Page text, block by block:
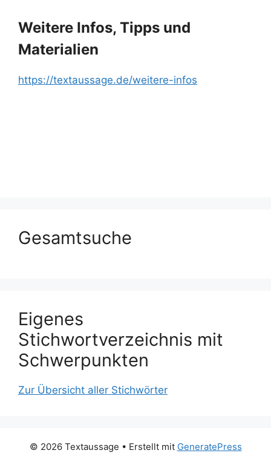
Weitere Infos, Tipps und
Materialien
https://textaussage.de/weitere-infos
Gesamtsuche
Eigenes
Stichwortverzeichnis mit
Schwerpunkten
Zur Übersicht aller Stichwörter
© 2026 Textaussage • Erstellt mit GeneratePress